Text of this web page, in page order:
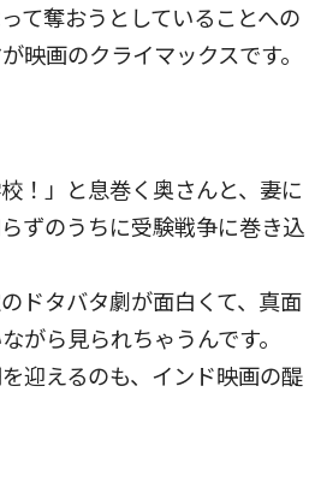
て奪おうとしていることへの
映画のクライマックスです。
！」と息巻く奥さんと、妻に
ずのうちに受験戦争に巻き込
ドタバタ劇が面白くて、真面
がら見られちゃうんです。
迎えるのも、インド映画の醍